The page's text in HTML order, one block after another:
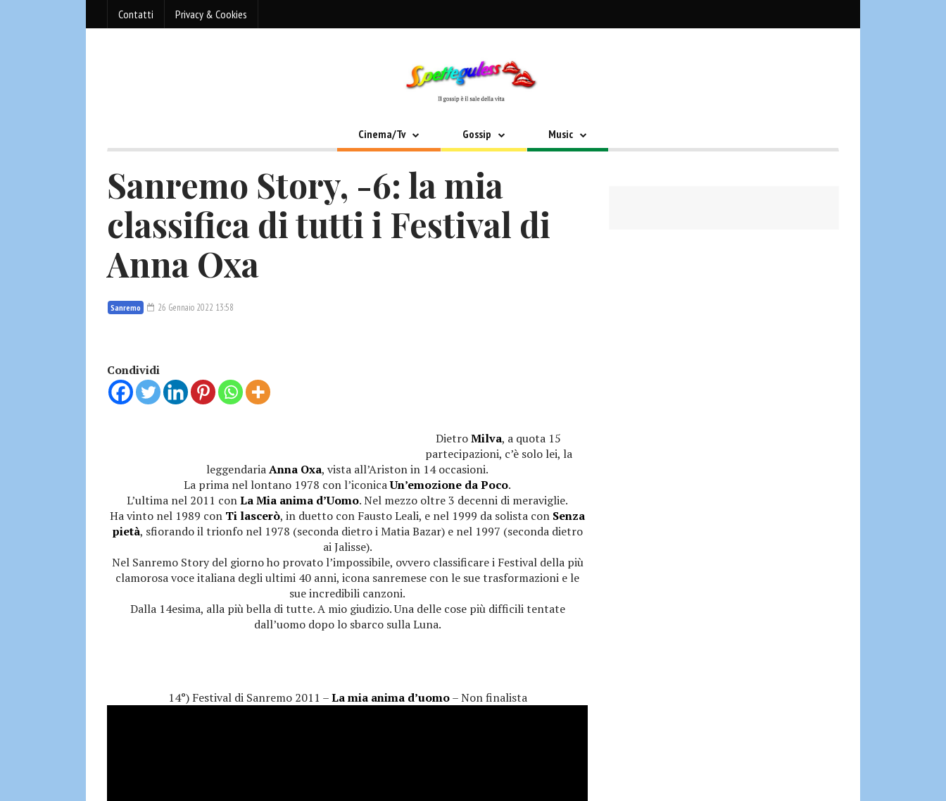
Contatti Privacy & Cookies
Cinema/Tv Gossip Music
Sanremo Story, -6: la mia
classifica di tutti i Festival di
Anna Oxa
Sanremo 26 Gennaio 2022 13:58
Condividi
DietroMilva, a quota 15
partecipazioni, c’è solo lei, la
leggendariaAnna Oxa, vista all’Ariston in 14 occasioni.
La prima nel lontano 1978 con l’iconicaUn’emozione da Poco.
L’ultima nel 2011 conLa Mia anima d’Uomo. Nel mezzo oltre 3 decenni di meraviglie.
Ha vinto nel 1989 con Ti lascerò, in duetto con Fausto Leali, e nel 1999 da solista con Senza
pietà, sfiorando il trionfo nel 1978 (seconda dietro i Matia Bazar) e nel 1997 (seconda dietro
ai Jalisse).
Nel Sanremo Story del giorno ho provato l’impossibile, ovvero classificare i Festival della più
clamorosa voce italiana degli ultimi 40 anni, icona sanremese con le sue trasformazioni e le
sue incredibili canzoni.
Dalla 14esima, alla più bella di tutte. A mio giudizio. Una delle cose più difficili tentate
dall’uomo dopo lo sbarco sulla Luna.
14°) Festival di Sanremo 2011 –La mia anima d’uomo– Non finalista